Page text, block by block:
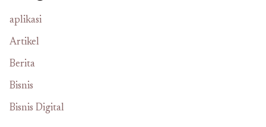
aplikasi
Artikel
Berita
Bisnis
Bisnis Digital